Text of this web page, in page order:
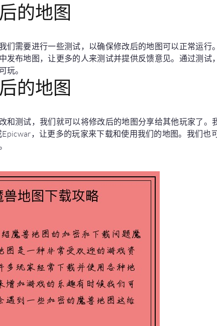
的地图
们需要进行一些测试，以确保修改后的地图可以正常运行
发布地图，让更多的人来测试并提供反馈意见。通过测试
玩。
的地图
和测试，我们就可以将修改后的地图分享给其他玩家了。
，让更多的玩家来下载和使用我们的地图。我们也